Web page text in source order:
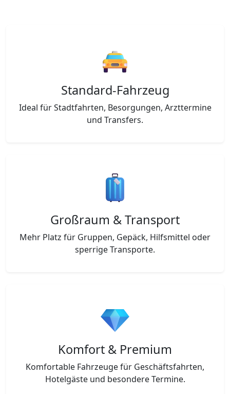
Standard-Fahrzeug
Ideal für Stadtfahrten, Besorgungen, Arzttermine
und Transfers.
Großraum & Transport
Mehr Platz für Gruppen, Gepäck, Hilfsmittel oder
sperrige Transporte.
Komfort & Premium
Komfortable Fahrzeuge für Geschäftsfahrten,
Hotelgäste und besondere Termine.